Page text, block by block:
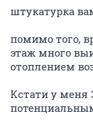
штукатурка
помимо того,
этаж много
отоплением
Кстати у меня